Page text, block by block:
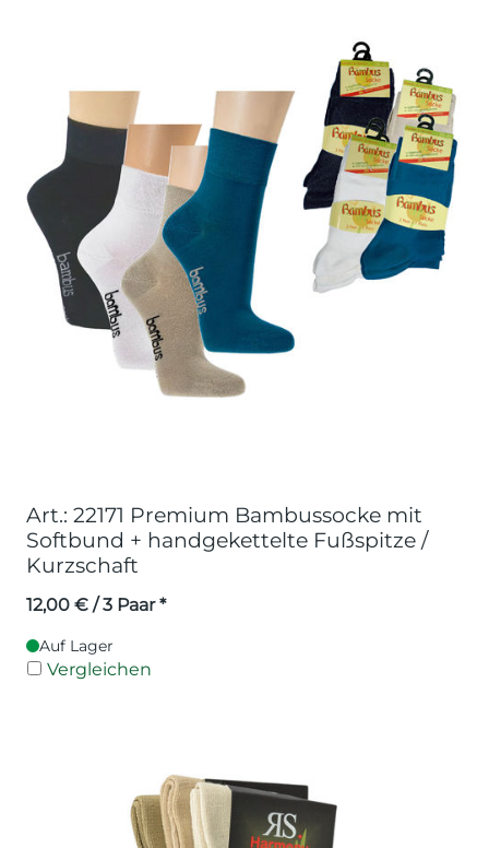
Art.: 22171 Premium Bambussocke mit
Softbund + handgekettelte Fußspitze /
Kurzschaft
12,00 € / 3 Paar *
Auf Lager
Vergleichen